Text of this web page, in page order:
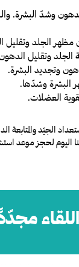
الدهون وشدّ
الجلد وتقليل
الجلد وتقليل
وتجديد البشرة.
البشرة وشدّها.
العضلات.
الجيّد والمتابعة
لحجز موعد